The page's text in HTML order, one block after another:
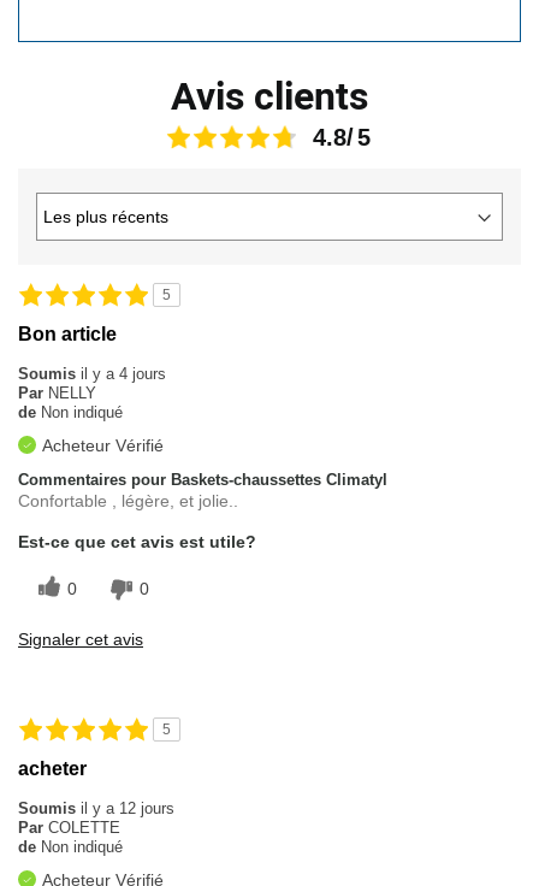
Avis clients
4.8
5
Bon article
Soumis il y a 4 jours
Par NELLY
de Non indiqué
Acheteur Vérifié
Commentaires pour Baskets-chaussettes Climatyl
Confortable , légère, et jolie..
Est-ce que cet avis est utile?
0 0
Signaler cet avis
5
acheter
Soumis il y a 12 jours
Par COLETTE
de Non indiqué
Acheteur Vérifié